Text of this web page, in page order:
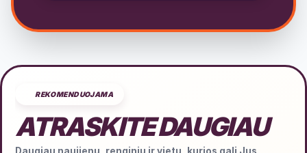
REKOMENDUOJAMA
ATRASKITE DAUGIAU